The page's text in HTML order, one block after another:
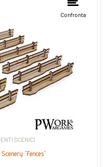
Confronta
SCENICI
Scenery "Fences"